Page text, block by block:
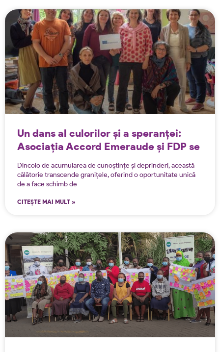
Un dans al culorilor și a speranței:
Asociația Accord Emeraude și FDP se
reunesc sub aripa proiectului
Erasmus!
Dincolo de acumularea de cunoștințe și deprinderi, această
călătorie transcende granițele, oferind o oportunitate unică
de a face schimb de
CITEȘTE MAI MULT »